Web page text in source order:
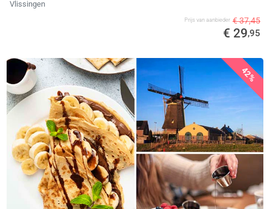
Vlissingen
Prijs van aanbieder € 37,45
€ 29,95
42%